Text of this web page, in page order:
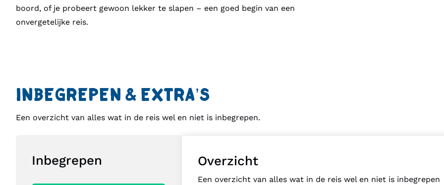
boord, of je probeert gewoon lekker te slapen – een goed begin van een
onvergetelijke reis.
INBEGREPEN & EXTRA’S
Een overzicht van alles wat in de reis wel en niet is inbegrepen.
Inbegrepen Overzicht
Een overzicht van alles wat in de reis wel en niet is inbegrepen